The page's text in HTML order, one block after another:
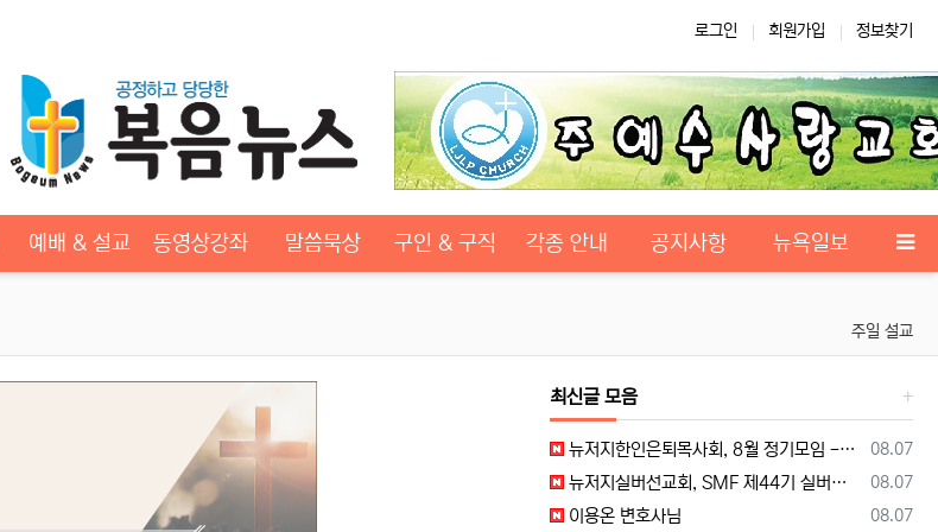
로그인 회원가입 정보찾기
예배 & 설교 동영상강좌 말씀묵상 구인 & 구직 각종 안내 공지사항 뉴욕일보
주일 설교
최신글 모음
등록일
08.07
뉴저지한인은퇴목사회, 8월 정기모임 --- "요한처럼 예수님만 높이며 살자"
등록일
08.07
뉴저지실버선교회, SMF 제44기 실버미션스쿨 수강생 모집
등록일
08.07
이용온 변호사님